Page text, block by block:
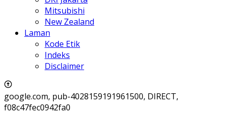
Mitsubishi
New Zealand
Laman
Kode Etik
Indeks
Disclaimer
google.com, pub-4028159191961500, DIRECT,
f08c47fec0942fa0